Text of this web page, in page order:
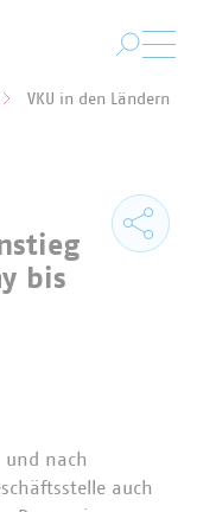
VKU in den Ländern
bis
und nach
auch